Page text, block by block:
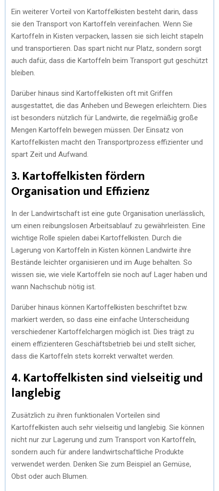
Ein weiterer Vorteil von Kartoffelkisten besteht darin, dass
sie den Transport von Kartoffeln vereinfachen. Wenn Sie
Kartoffeln in Kisten verpacken, lassen sie sich leicht stapeln
und transportieren. Das spart nicht nur Platz, sondern sorgt
auch dafür, dass die Kartoffeln beim Transport gut geschützt
bleiben.
Darüber hinaus sind Kartoffelkisten oft mit Griffen
ausgestattet, die das Anheben und Bewegen erleichtern. Dies
ist besonders nützlich für Landwirte, die regelmäßig große
Mengen Kartoffeln bewegen müssen. Der Einsatz von
Kartoffelkisten macht den Transportprozess effizienter und
spart Zeit und Aufwand.
3. Kartoffelkisten fördern
Organisation und Effizienz
In der Landwirtschaft ist eine gute Organisation unerlässlich,
um einen reibungslosen Arbeitsablauf zu gewährleisten. Eine
wichtige Rolle spielen dabei Kartoffelkisten. Durch die
Lagerung von Kartoffeln in Kisten können Landwirte ihre
Bestände leichter organisieren und im Auge behalten. So
wissen sie, wie viele Kartoffeln sie noch auf Lager haben und
wann Nachschub nötig ist.
Darüber hinaus können Kartoffelkisten beschriftet bzw.
markiert werden, so dass eine einfache Unterscheidung
verschiedener Kartoffelchargen möglich ist. Dies trägt zu
einem effizienteren Geschäftsbetrieb bei und stellt sicher,
dass die Kartoffeln stets korrekt verwaltet werden.
4. Kartoffelkisten sind vielseitig und
langlebig
Zusätzlich zu ihren funktionalen Vorteilen sind
Kartoffelkisten auch sehr vielseitig und langlebig. Sie können
nicht nur zur Lagerung und zum Transport von Kartoffeln,
sondern auch für andere landwirtschaftliche Produkte
verwendet werden. Denken Sie zum Beispiel an Gemüse,
Obst oder auch Blumen.